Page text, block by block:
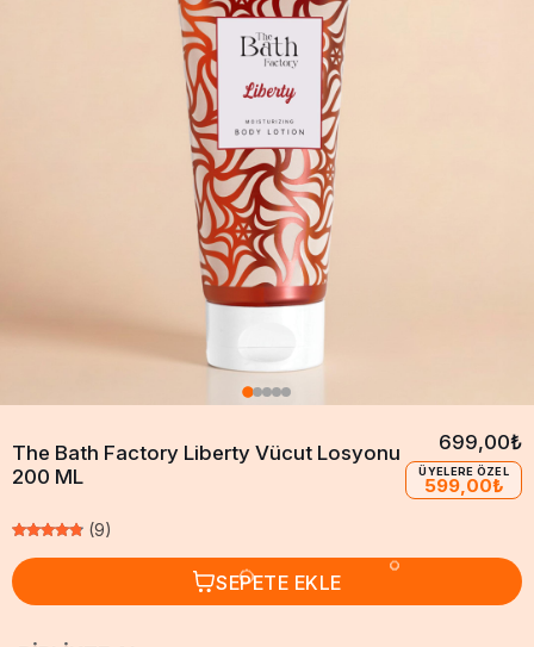
The Bath Factory Liberty Vücut Losyonu
200 ML
699,00₺
ÜYELERE ÖZEL
599,00₺
(9)
SEPETE EKLE